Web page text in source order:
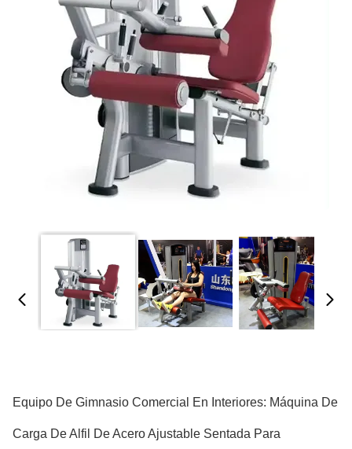
Equipo De Gimnasio Comercial En Interiores: Máquina De
Carga De Alfil De Acero Ajustable Sentada Para